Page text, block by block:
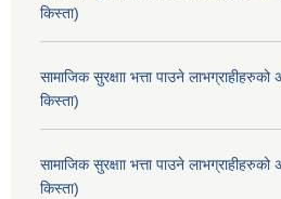
किस्ता)
सामाजिक सुरक्षाा भत्ता पाउने
किस्ता)
सामाजिक सुरक्षाा भत्ता पाउने
किस्ता)